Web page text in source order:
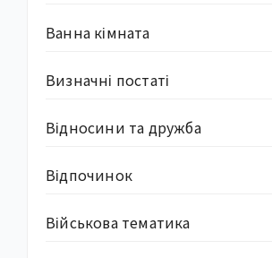
Ванна кімната
Визначні постаті
Відносини та дружба
Відпочинок
Військова тематика